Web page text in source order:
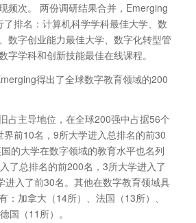
频次。 两份调研结果合并，Emerging
排名：计算机科学学科最佳大学、数
数字创业能力最佳大学、数字化转型管
字学科和创新技能最佳在线课程。
得出了全球数字教育领域的200
占主导地位，在全球200强中占据56个
前10名，9所大学进入总排名的前30
的大学在数字领域的教育水平也名列
了总排名的前200名，3所大学进入了
进入了前30名。其他在数字教育领域具
：加拿大（14所）、法国（13所）、
国（11所）。